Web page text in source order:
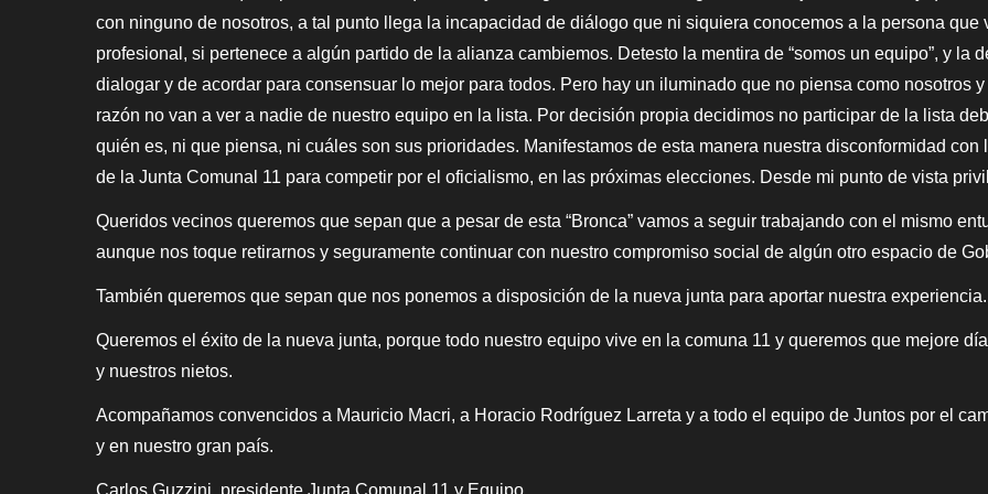
con ninguno de nosotros, a tal punto llega la incapacidad de diálogo que ni siquiera conocemos a la persona
profesional, si pertenece a algún partido de la alianza cambiemos. Detesto la mentira de “somos un equipo”, y la
dialogar y de acordar para consensuar lo mejor para todos. Pero hay un iluminado que no piensa como nosotros
razón no van a ver a nadie de nuestro equipo en la lista. Por decisión propia decidimos no participar de la lista
quién es, ni que piensa, ni cuáles son sus prioridades. Manifestamos de esta manera nuestra disconformidad
de la Junta Comunal 11 para competir por el oficialismo, en las próximas elecciones. Desde mi punto de vista
Queridos vecinos queremos que sepan que a pesar de esta “Bronca” vamos a seguir trabajando con el mismo
aunque nos toque retirarnos y seguramente continuar con nuestro compromiso social de algún otro espacio de
También queremos que sepan que nos ponemos a disposición de la nueva junta para aportar nuestra experiencia.
Queremos el éxito de la nueva junta, porque todo nuestro equipo vive en la comuna 11 y queremos que mejore
y nuestros nietos.
Acompañamos convencidos a Mauricio Macri, a Horacio Rodríguez Larreta y a todo el equipo de Juntos por el
y en nuestro gran país.
Carlos Guzzini, presidente Junta Comunal 11 y Equipo